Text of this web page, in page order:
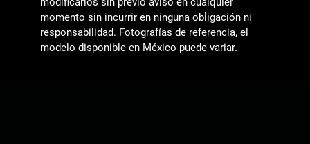
momento sin incurrir en ninguna obligación ni
responsabilidad. Fotografías de referencia, el
modelo disponible en México puede variar.